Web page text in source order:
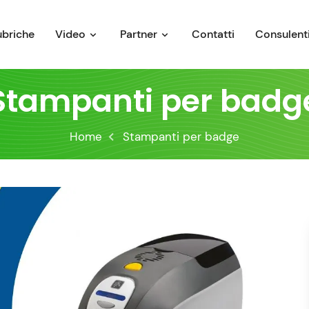
Video Partner Contatti
per
Home Stampanti per badge